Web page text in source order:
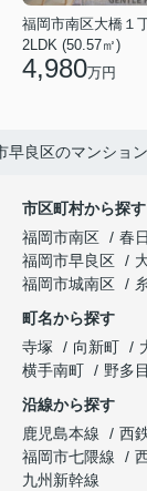
福岡市南区大橋１
2LDK (50.57㎡)
4,980万円
早良区のマンショ
市区町村から探す
福岡市南区
春
福岡市早良区
福岡市城南区
町名から探す
寺塚
向新町
横手南町
野多目
沿線から探す
鹿児島本線
西
福岡市七隈線
九州新幹線